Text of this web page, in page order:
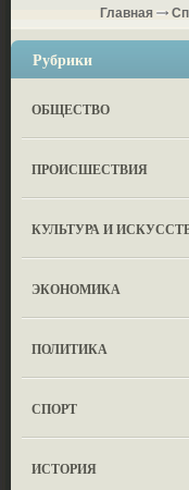
Главная
Рубрики
ОБЩЕСТВО
ПРОИСШЕСТВИЯ
КУЛЬТУРА И
ЭКОНОМИКА
ПОЛИТИКА
СПОРТ
ИСТОРИЯ